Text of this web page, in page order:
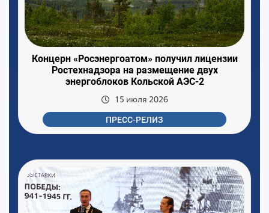
Концерн «Росэнергоатом» получил лицензии
Ростехнадзора на размещение двух
энергоблоков Кольской АЭС-2
15 июля 2026
ПРЕСС-РЕЛИЗ